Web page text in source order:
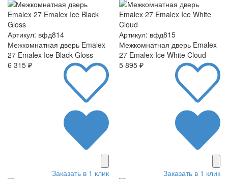
Артикул: вфд814
Межкомнатная дверь Emalex
27 Emalex Ice Black Gloss
6 315 ₽
Заказать в 1 клик
Артикул: вфд815
Межкомнатная дверь Emalex
27 Emalex Ice White Cloud
5 895 ₽
Заказать в 1 клик